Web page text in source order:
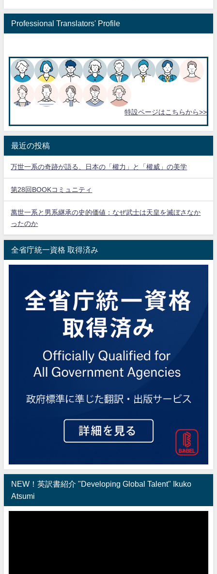
Professional Translators' Profile
特設ページはこちらから>>
最近の投稿
万世一系の奇跡が語る、日本の「權力」と「權威」の美学
第28回BOOKコミュニティ
萬世一系と男系継承の史的価値：なぜ武士は天皇を滅ぼさなか
ったのか
全省庁統一資格 取得済み
NEW！英訳書紹介 "Developing Global Talent" Ikuko
Atsumi